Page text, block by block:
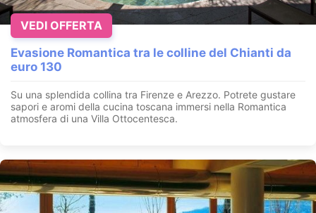
Evasione Romantica tra le colline del Chianti da
euro 130
Su una splendida collina tra Firenze e Arezzo. Potrete gustare
sapori e aromi della cucina toscana immersi nella Romantica
atmosfera di una Villa Ottocentesca.
VEDI OFFERTA